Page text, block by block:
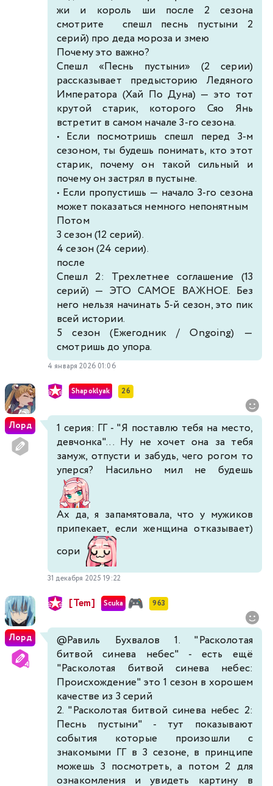
жи и король ши после 2 сезона
смотрите спешл песнь пустыни 2
серий) про деда мороза и змею
Почему это важно?
Спешл «Песнь пустыни» (2 серии)
рассказывает предысторию Ледяного
Императора (Хай По Дуна) — это тот
крутой старик, которого Сяо Янь
встретит в самом начале 3-го сезона.
• Если посмотришь спешл перед 3-м
сезоном, ты будешь понимать, кто этот
старик, почему он такой сильный и
почему он застрял в пустыне.
• Если пропустишь — начало 3-го сезона
может показаться немного непонятным
Потом
3 сезон (12 серий).
4 сезон (24 серии).
после
Спешл 2: Трехлетнее соглашение (13
серий) — ЭТО САМОЕ ВАЖНОЕ. Без
него нельзя начинать 5-й сезон, это пик
всей истории.
5 сезон (Ежегодник / Ongoing) —
смотришь до упора.
4 января 2026 01:06
Лорд
Shapoklyak 26
1 серия: ГГ - "Я поставлю тебя на место,
девчонка"... Ну не хочет она за тебя
замуж, отпусти и забудь, чего рогом то
уперся? Насильно мил не будешь
Ах да, я запамятовала, что у мужиков
припекает, если женщина отказывает)
сори
31 декабря 2025 19:22
Лорд
[Tem] Scuka 963
@Равиль Бухвалов 1. "Расколотая
битвой синева небес" - есть ещё
"Расколотая битвой синева небес:
Происхождение" это 1 сезон в хорошем
качестве из 3 серий
2. "Расколотая битвой синева небес 2:
Песнь пустыни" - тут показывают
события которые произошли с
знакомыми ГГ в 3 сезоне, в принципе
можешь 3 посмотреть, а потом 2 для
ознакомления и увидеть картину в